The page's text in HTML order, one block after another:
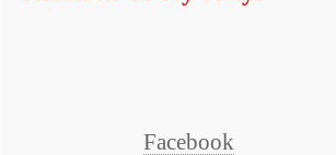
Facebook